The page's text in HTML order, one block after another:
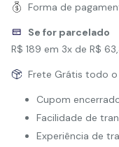
Forma de
Se for parcelado
R$ 189 em 3x de R$
Frete Grátis todo o
Cupom
Facilidade de
Experiência de